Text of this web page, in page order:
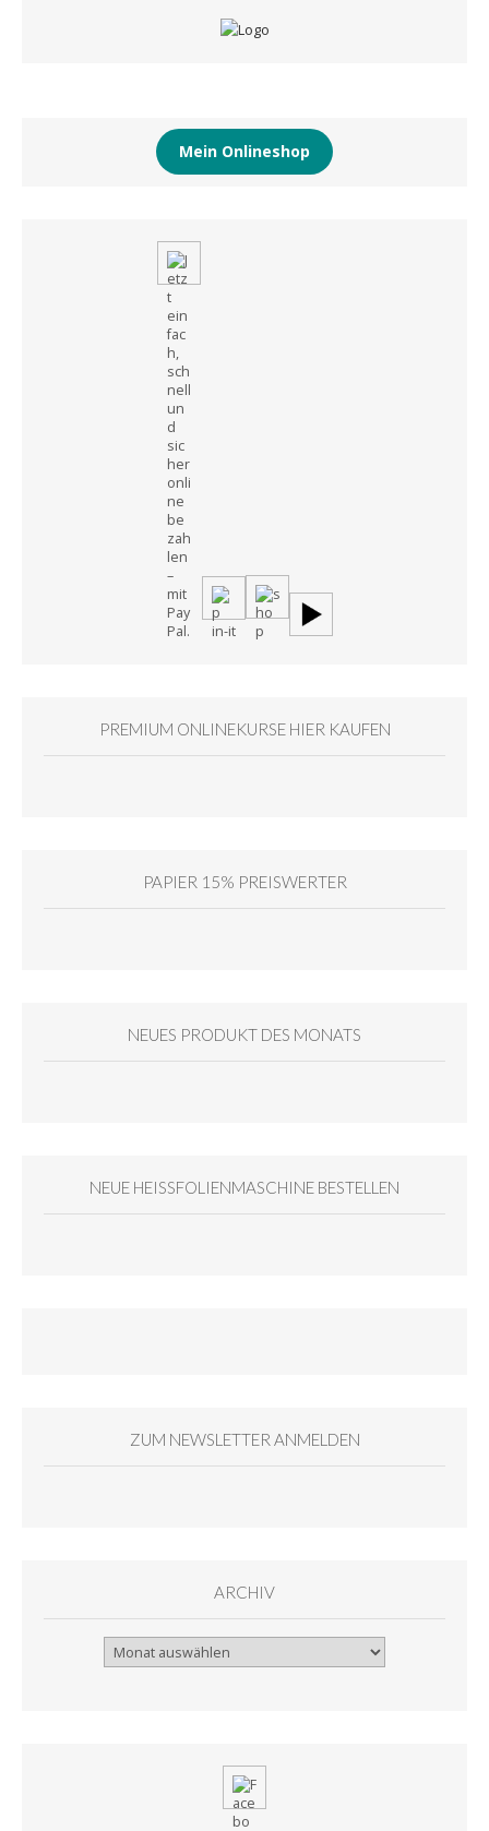
Mein Onlineshop
PREMIUM ONLINEKURSE HIER KAUFEN
PAPIER 15% PREISWERTER
NEUES PRODUKT DES MONATS
NEUE HEISSFOLIENMASCHINE BESTELLEN
ZUM NEWSLETTER ANMELDEN
ARCHIV
Archiv